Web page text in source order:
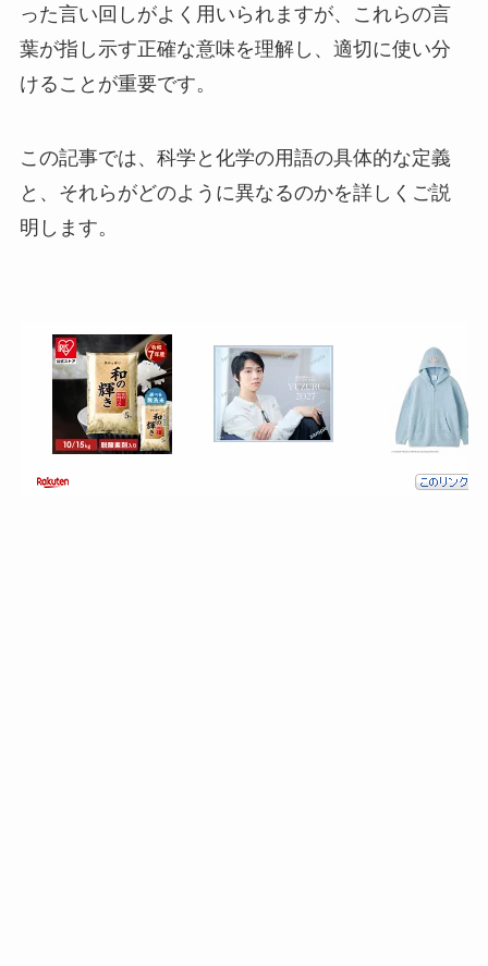
った言い回しがよく用いられますが、これらの言
葉が指し示す正確な意味を理解し、適切に使い分
けることが重要です。
この記事では、科学と化学の用語の具体的な定義
と、それらがどのように異なるのかを詳しくご説
明します。